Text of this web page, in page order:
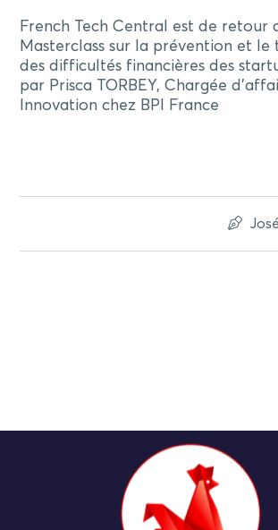
French Tech Central est de retour
Masterclass sur la prévention et
des difficultés financières des
par Prisca TORBEY, Chargée
Innovation chez BPI France